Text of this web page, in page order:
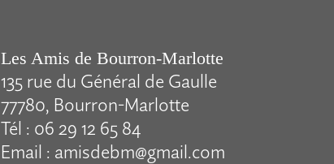
Les Amis de Bourron-Marlotte
135 rue du Général de Gaulle
77780, Bourron-Marlotte
Tél : 06 29 12 65 84
Email : amisdebm@gmail.com